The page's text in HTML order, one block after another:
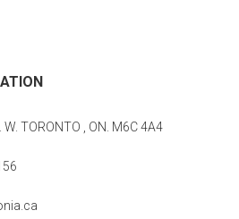
W. TORONTO , ON. M6C 4A4